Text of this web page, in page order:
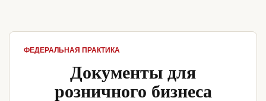
ФЕДЕРАЛЬНАЯ ПРАКТИКА
Документы для
розничного бизнеса